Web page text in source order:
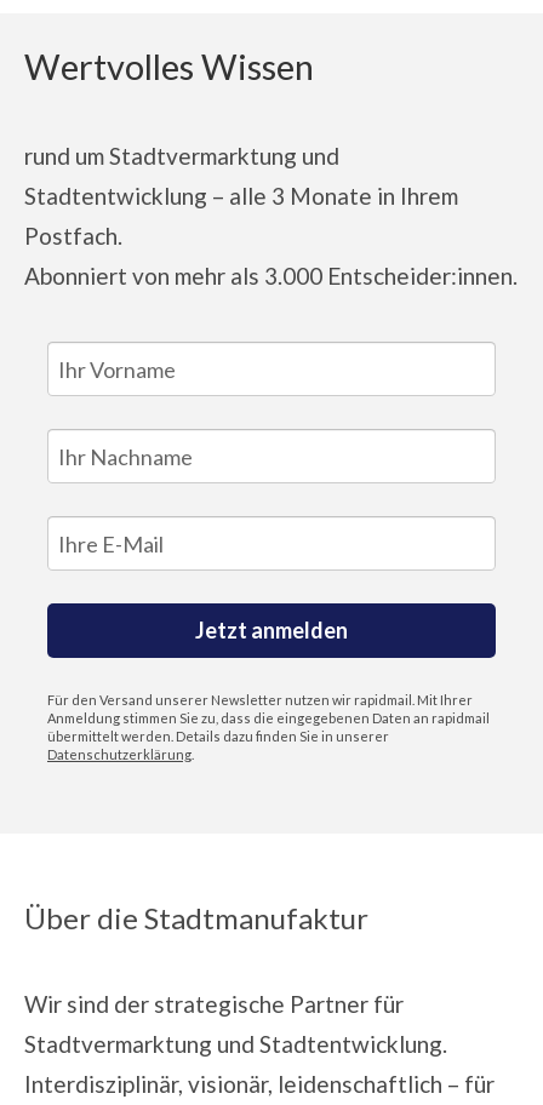
Wertvolles Wissen
rund um Stadtvermarktung und
Stadtentwicklung – alle 3 Monate in Ihrem
Postfach.
Abonniert von mehr als 3.000 Entscheider:innen.
Jetzt anmelden
Für den Versand unserer Newsletter nutzen wir rapidmail. Mit Ihrer
Anmeldung stimmen Sie zu, dass die eingegebenen Daten an rapidmail
übermittelt werden. Details dazu finden Sie in unserer
Datenschutzerklärung.
Über die Stadtmanufaktur
Wir sind der strategische Partner für
Stadtvermarktung und Stadtentwicklung.
Interdisziplinär, visionär, leidenschaftlich – für